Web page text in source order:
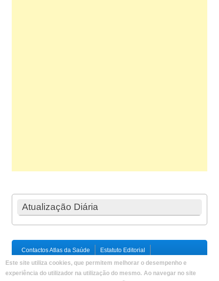
Atualização Diária
Contactos Atlas da Saúde
Estatuto Editorial
Ficha Técnica
Política de Privacidade / Termos e Condições
Mapa do Site
Este site utiliza cookies, que permitem melhorar o desempenho e
experiência do utilizador na utilização do mesmo. Ao navegar no site